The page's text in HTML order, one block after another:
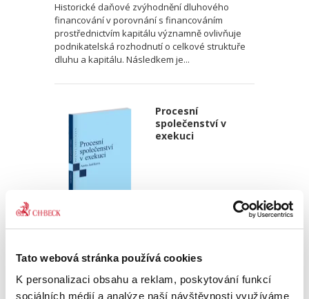
Tato webová stránka používá cookies
K personalizaci obsahu a reklam, poskytování funkcí
sociálních médií a analýze naší návštěvnosti využíváme
Historické daňové zvýhodnění dluhového
financování v porovnání s financováním
prostřednictvím kapitálu významně ovlivňuje
podnikatelská rozhodnutí o celkové struktuře
dluhu a kapitálu. Následkem je...
Procesní
společenství v
exekuci
340,00 Kč
Téma procesního společenství představuje v